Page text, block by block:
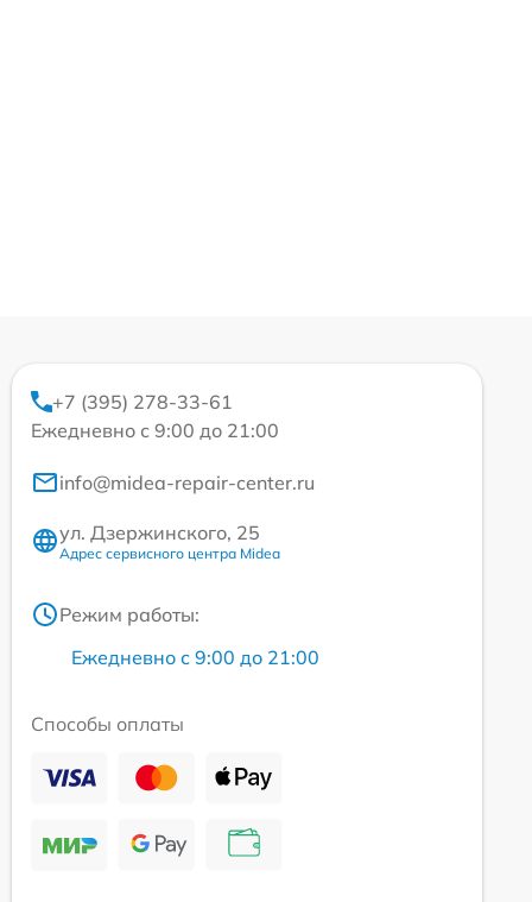
+7 (395) 278-33-61
Ежедневно с 9:00 до 21:00
info@midea-repair-center.ru
ул. Дзержинского, 25
Адрес сервисного центра Midea
Режим работы:
Ежедневно с 9:00 до 21:00
Способы оплаты